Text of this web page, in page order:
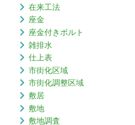
在来工法
座金
座金付きボルト
雑排水
仕上表
市街化区域
市街化調整区域
敷居
敷地
敷地調査